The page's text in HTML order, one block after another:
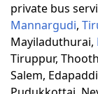
private bus
Mannargudi,
Mayiladuthurai,
Tiruppur,
Salem,